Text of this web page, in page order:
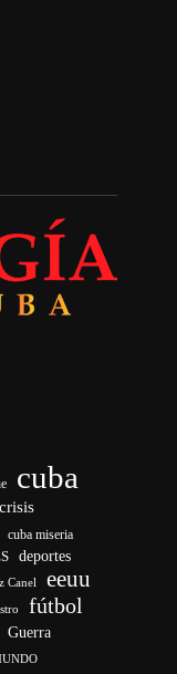
cuba
cuba miseria
deportes
Canel eeuu
fútbol
Guerra